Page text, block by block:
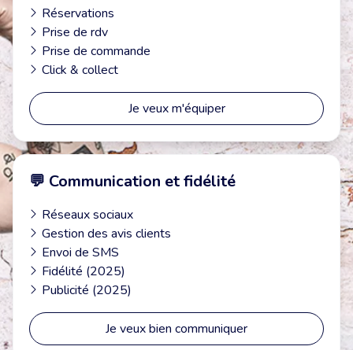
Réservations
Prise de rdv
Prise de commande
Click & collect
Je veux m'équiper
💬 Communication et fidélité
Réseaux sociaux
Gestion des avis clients
Envoi de SMS
Fidélité (2025)
Publicité (2025)
Je veux bien communiquer